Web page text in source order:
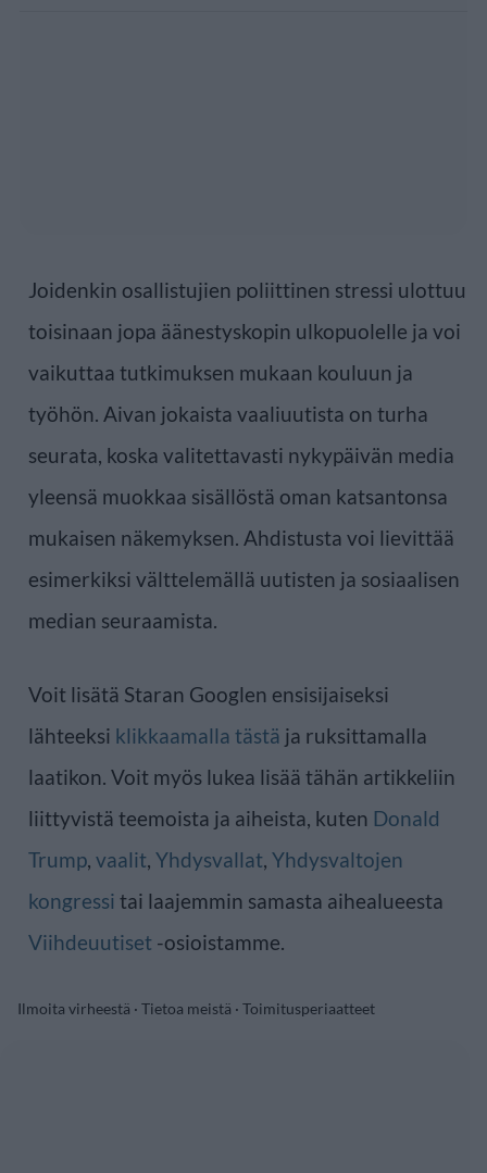
Joidenkin osallistujien poliittinen stressi ulottuu
toisinaan jopa äänestyskopin ulkopuolelle ja voi
vaikuttaa tutkimuksen mukaan kouluun ja
työhön. Aivan jokaista vaaliuutista on turha
seurata, koska valitettavasti nykypäivän media
yleensä muokkaa sisällöstä oman katsantonsa
mukaisen näkemyksen. Ahdistusta voi lievittää
esimerkiksi välttelemällä uutisten ja sosiaalisen
median seuraamista.
Voit lisätä Staran Googlen ensisijaiseksi
lähteeksi klikkaamalla tästä ja ruksittamalla
laatikon. Voit myös lukea lisää tähän artikkeliin
liittyvistä teemoista ja aiheista, kuten Donald
Trump, vaalit, Yhdysvallat, Yhdysvaltojen
kongressi tai laajemmin samasta aihealueesta
Viihdeuutiset -osioistamme.
Ilmoita virheestä · Tietoa meistä · Toimitusperiaatteet